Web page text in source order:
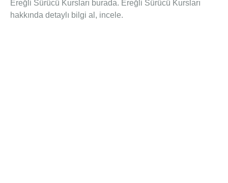
Ereğli Sürücü Kursları burada. Ereğli Sürücü Kursları
hakkında detaylı bilgi al, incele.